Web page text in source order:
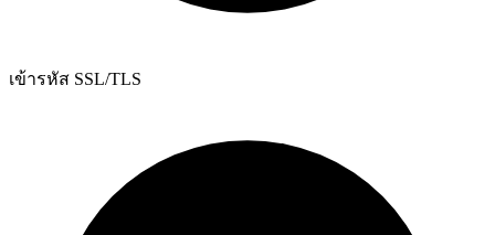
เข้ารหัส SSL/TLS